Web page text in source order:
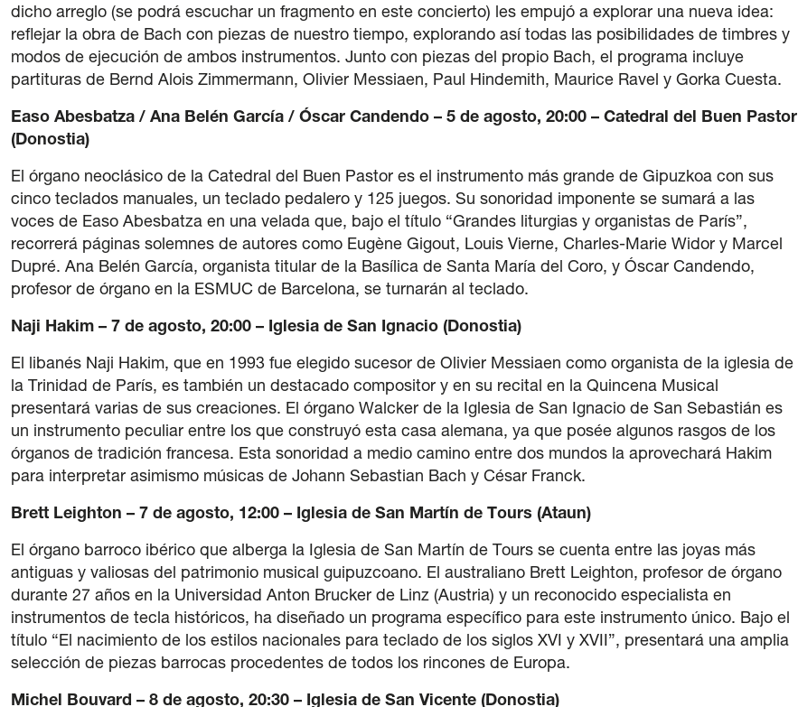
dicho arreglo (se podrá escuchar un fragmento en este concierto) les empujó a explorar una nueva idea:
reflejar la obra de Bach con piezas de nuestro tiempo, explorando así todas las posibilidades de timbres y
modos de ejecución de ambos instrumentos. Junto con piezas del propio Bach, el programa incluye
partituras de Bernd Alois Zimmermann, Olivier Messiaen, Paul Hindemith, Maurice Ravel y Gorka Cuesta.
Easo Abesbatza / Ana Belén García / Óscar Candendo – 5 de agosto, 20:00 – Catedral del Buen Pastor
(Donostia)
El órgano neoclásico de la Catedral del Buen Pastor es el instrumento más grande de Gipuzkoa con sus
cinco teclados manuales, un teclado pedalero y 125 juegos. Su sonoridad imponente se sumará a las
voces de Easo Abesbatza en una velada que, bajo el título “Grandes liturgias y organistas de París”,
recorrerá páginas solemnes de autores como Eugène Gigout, Louis Vierne, Charles-Marie Widor y Marcel
Dupré. Ana Belén García, organista titular de la Basílica de Santa María del Coro, y Óscar Candendo,
profesor de órgano en la ESMUC de Barcelona, se turnarán al teclado.
Naji Hakim – 7 de agosto, 20:00 – Iglesia de San Ignacio (Donostia)
El libanés Naji Hakim, que en 1993 fue elegido sucesor de Olivier Messiaen como organista de la iglesia de
la Trinidad de París, es también un destacado compositor y en su recital en la Quincena Musical
presentará varias de sus creaciones. El órgano Walcker de la Iglesia de San Ignacio de San Sebastián es
un instrumento peculiar entre los que construyó esta casa alemana, ya que posée algunos rasgos de los
órganos de tradición francesa. Esta sonoridad a medio camino entre dos mundos la aprovechará Hakim
para interpretar asimismo músicas de Johann Sebastian Bach y César Franck.
Brett Leighton – 7 de agosto, 12:00 – Iglesia de San Martín de Tours (Ataun)
El órgano barroco ibérico que alberga la Iglesia de San Martín de Tours se cuenta entre las joyas más
antiguas y valiosas del patrimonio musical guipuzcoano. El australiano Brett Leighton, profesor de órgano
durante 27 años en la Universidad Anton Brucker de Linz (Austria) y un reconocido especialista en
instrumentos de tecla históricos, ha diseñado un programa específico para este instrumento único. Bajo el
título “El nacimiento de los estilos nacionales para teclado de los siglos XVI y XVII”, presentará una amplia
selección de piezas barrocas procedentes de todos los rincones de Europa.
Michel Bouvard – 8 de agosto, 20:30 – Iglesia de San Vicente (Donostia)